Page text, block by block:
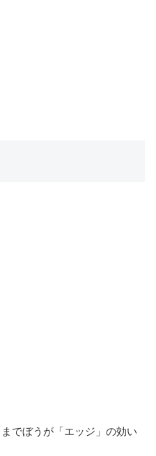
でぼうが「エッジ」の効い